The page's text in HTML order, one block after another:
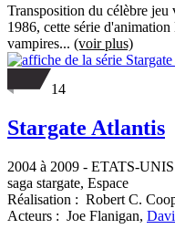
Transposition du célèbre
1986, cette série
vampires... (voir plus)
14
Stargate Atlantis
2004 à 2009 - ETATS-UNIS
saga stargate, Espace
Réalisation : Robert C.
Acteurs : Joe Flanigan,